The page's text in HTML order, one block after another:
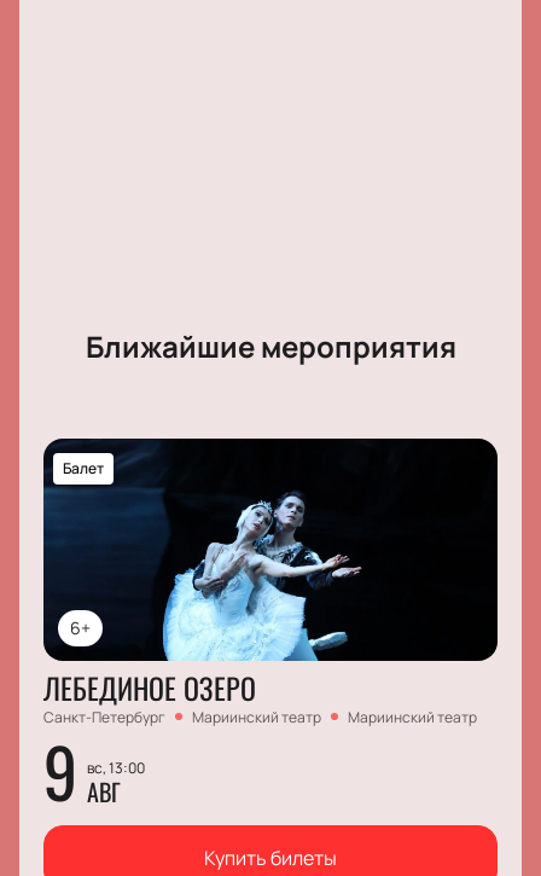
Ближайшие мероприятия
6+
Балет
ЛЕБЕДИНОЕ ОЗЕРО
Санкт-Петербург Мариинский театр Мариинский театр
9 вс, 13:00
АВГ
Купить билеты